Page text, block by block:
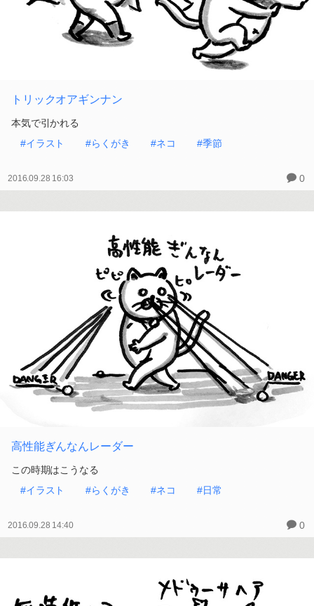
トリックオアギンナン
本気で引かれる
#イラスト
#らくがき #ネコ #季節
2016.09.28 16:03 0
高性能ぎんなんレーダー
この時期はこうなる
#イラスト
#らくがき #ネコ #日常
2016.09.28 14:40 0